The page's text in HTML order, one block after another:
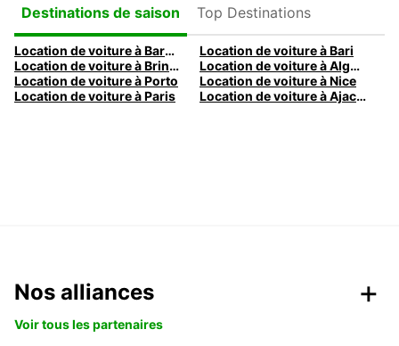
Destinations de saison
Top Destinations
Location de voiture à Barcelone
Location de voiture à Bari
Location de voiture à Brindisi
Location de voiture à Alghero
Location de voiture à Porto
Location de voiture à Nice
Location de voiture à Paris
Location de voiture à Ajaccio
Nos alliances
Voir tous les partenaires